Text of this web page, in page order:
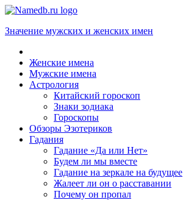
Значение мужских и женских имен
Женские имена
Мужские имена
Астрология
Китайский гороскоп
Знаки зодиака
Гороскопы
Обзоры Эзотериков
Гадания
Гадание «Да или Нет»
Будем ли мы вместе
Гадание на зеркале на будущее
Жалеет ли он о расставании
Почему он пропал